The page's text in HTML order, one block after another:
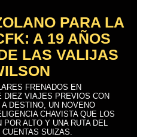
PARA LA
A 19 AÑOS
LAS VALIJAS
FRENADOS EN
DIEZ VIAJES PREVIOS CON
DESTINO, UN NOVENO
CHAVISTA QUE LOS
ALTO Y UNA RUTA DEL
SUIZAS.